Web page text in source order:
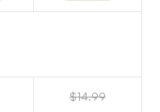
$14.99